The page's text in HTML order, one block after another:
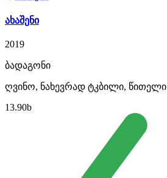
ახაშენი
2019
ბადაგონი
ღვინო, ნახევრად ტკბილი, წითელი
13.90b